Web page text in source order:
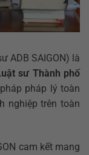
ADB SAIGON) là
sư Thành phố
pháp lý toàn
nghiệp trên toàn
cam kết mang